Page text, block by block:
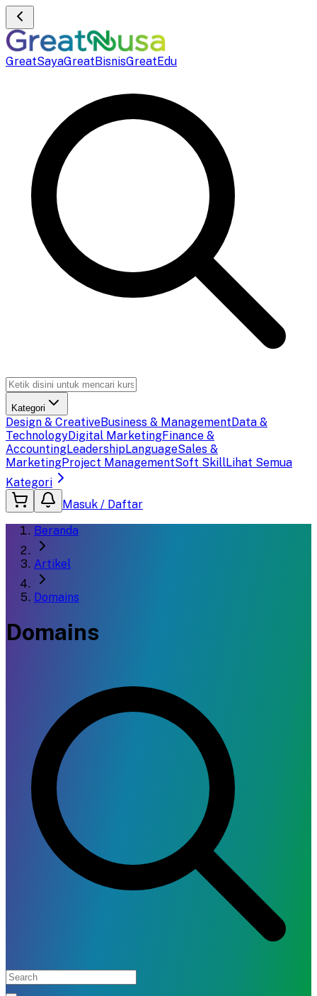
GreatSayaGreatBisnisGreatEdu
Kategori
Design & CreativeBusiness & ManagementData &
TechnologyDigital MarketingFinance &
AccountingLeadershipLanguageSales &
MarketingProject ManagementSoft SkillLihat Semua
Kategori
Masuk / Daftar
Beranda
Artikel
Domains
Domains